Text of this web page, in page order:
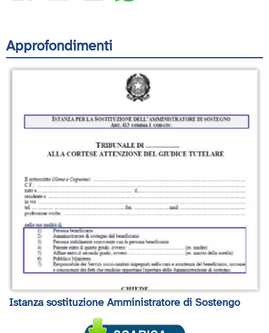
Approfondimenti
Istanza sostituzione Amministratore di Sostengo